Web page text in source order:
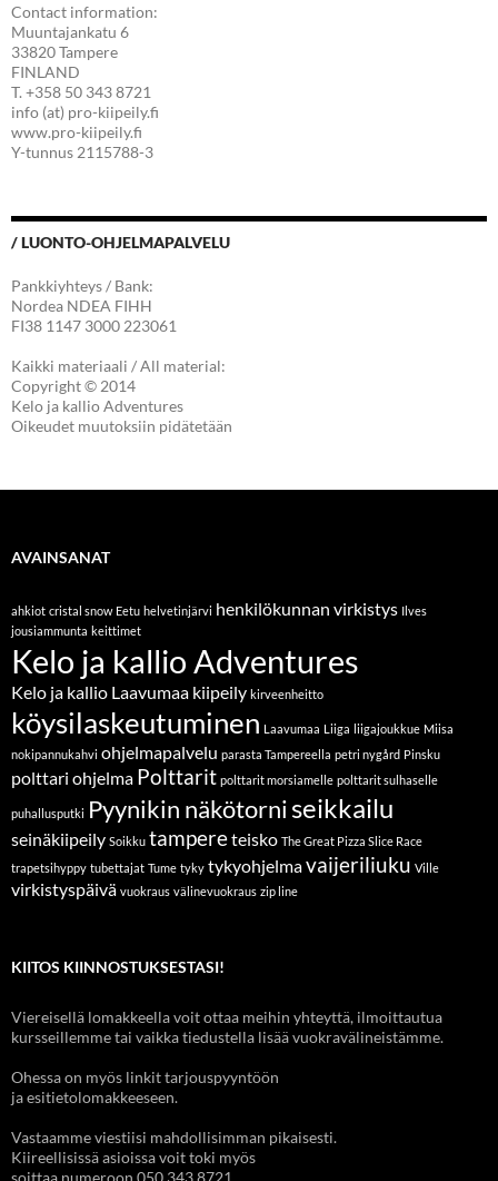
Contact information:
Muuntajankatu 6
33820 Tampere
FINLAND
T. +358 50 343 8721
info (at) pro-kiipeily.fi
www.pro-kiipeily.fi
Y-tunnus 2115788-3
/ LUONTO-OHJELMAPALVELU
Pankkiyhteys / Bank:
Nordea NDEA FIHH
FI38 1147 3000 223061
Kaikki materiaali / All material:
Copyright © 2014
Kelo ja kallio Adventures
Oikeudet muutoksiin pidätetään
AVAINSANAT
ahkiot cristal snow Eetu helvetinjärvi henkilökunnan virkistys Ilves
jousiammunta keittimet
Kelo ja kallio Adventures
Kelo ja kallio Laavumaa kiipeily kirveenheitto
köysilaskeutuminen Laavumaa Liiga liigajoukkue Miisa
nokipannukahvi ohjelmapalvelu parasta Tampereella petri nygård Pinsku
polttari ohjelma Polttarit polttarit morsiamelle polttarit sulhaselle
puhallusputki Pyynikin näkötorniseikkailu
seinäkiipeily Soikku tampereteisko The Great Pizza Slice Race
trapetsihyppy tubettajat Tume tyky tykyohjelmavaijeriliuku Ville
virkistyspäivä vuokraus välinevuokraus zip line
KIITOS KIINNOSTUKSESTASI!
Viereisellä lomakkeella voit ottaa meihin yhteyttä, ilmoittautua
kursseillemme tai vaikka tiedustella lisää vuokravälineistämme.
Ohessa on myös linkit tarjouspyyntöön
ja esitietolomakkeeseen.
Vastaamme viestiisi mahdollisimman pikaisesti.
Kiireellisissä asioissa voit toki myös
soittaa numeroon 050 343 8721.